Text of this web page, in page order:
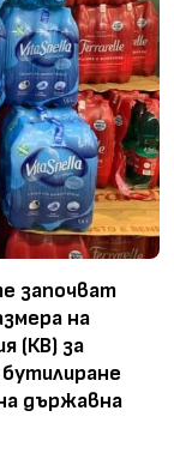
започват
на
(КВ) за
държавна